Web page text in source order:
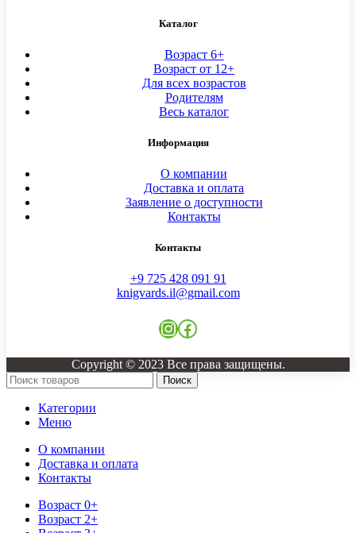
Каталог
Возраст 6+
Возраст от 12+
Для всех возрастов
Родителям
Весь каталог
Информация
О компании
Доставка и оплата
Заявление о доступности
Контакты
Контакты
+9 725 428 091 91
knigvards.il@gmail.com
Instagram
Facebook
Copyright © 2023 Все права защищены.
Поиск
Категории
Меню
О компании
Доставка и оплата
Контакты
Возраст 0+
Возраст 2+